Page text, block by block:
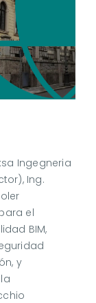
Ingegneria
Ing.
el
BIM,
y